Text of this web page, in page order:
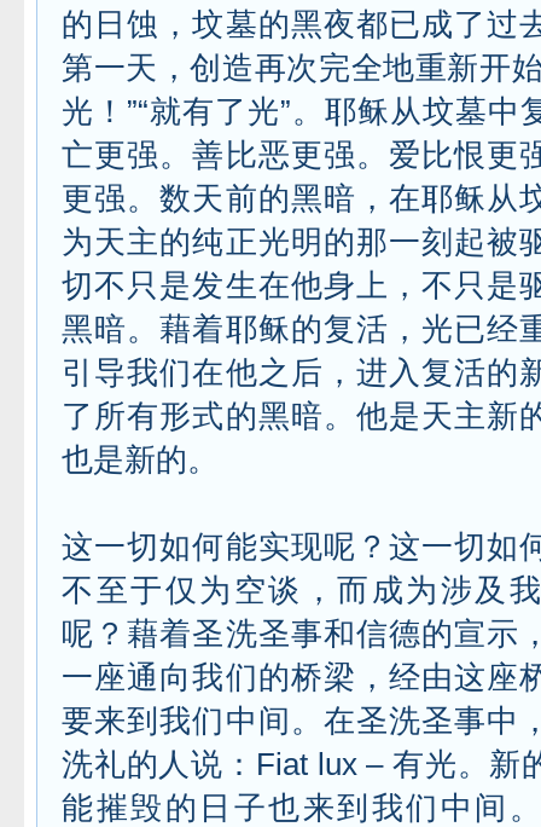
的日蚀，坟墓的黑夜都已成了过
第一天，创造再次完全地重新开
光！”“就有了光”。耶稣从坟墓中
亡更强。善比恶更强。爱比恨更
更强。数天前的黑暗，在耶稣从
为天主的纯正光明的那一刻起被
切不只是发生在他身上，不只是
黑暗。藉着耶稣的复活，光已经
引导我们在他之后，进入复活的
了所有形式的黑暗。他是天主新
也是新的。
这一切如何能实现呢？这一切如
不至于仅为空谈，而成为涉及
呢？藉着圣洗圣事和信德的宣示
一座通向我们的桥梁，经由这座
要来到我们中间。在圣洗圣事中
洗礼的人说：Fiat lux – 有光。新
能摧毁的日子也来到我们中间